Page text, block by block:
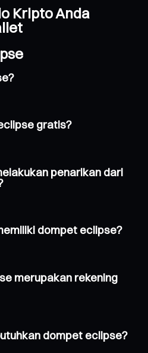
Kripto Anda
gratis?
penarikan dari
dompet eclipse?
merupakan rekening
dompet eclipse?